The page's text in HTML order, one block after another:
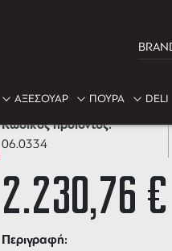
ΑΞΕΣΟΥΑΡ ΠΟΥΡΑ DELI
ANFIM ALBA
Κωδικός προϊόντος:
06.0334
2.230,76€
Περιγραφή: